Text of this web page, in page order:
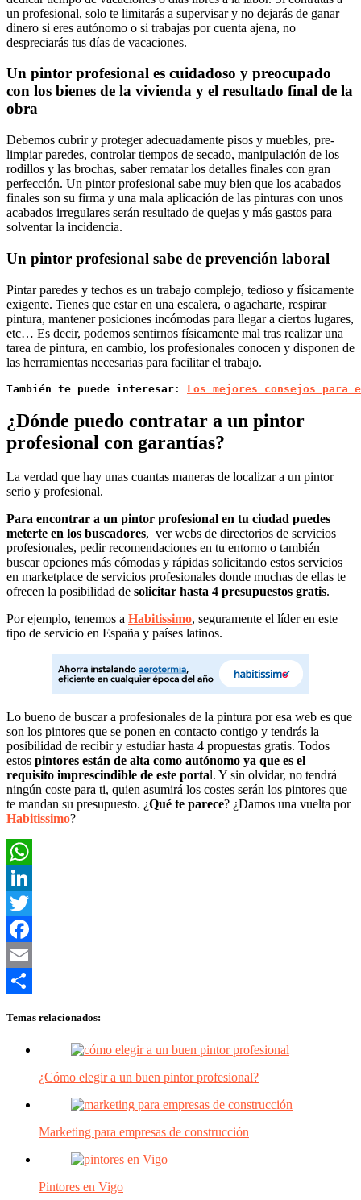
un profesional, solo te limitarás a supervisar y no dejarás de ganar
dinero si eres autónomo o si trabajas por cuenta ajena, no
despreciarás tus días de vacaciones.
Un pintor profesional es cuidadoso y preocupado
con los bienes de la vivienda y el resultado final de la
obra
Debemos cubrir y proteger adecuadamente pisos y muebles, pre-
limpiar paredes, controlar tiempos de secado, manipulación de los
rodillos y las brochas, saber rematar los detalles finales con gran
perfección. Un pintor profesional sabe muy bien que los acabados
finales son su firma y una mala aplicación de las pinturas con unos
acabados irregulares serán resultado de quejas y más gastos para
solventar la incidencia.
Un pintor profesional sabe de prevención laboral
Pintar paredes y techos es un trabajo complejo, tedioso y físicamente
exigente. Tienes que estar en una escalera, o agacharte, respirar
pintura, mantener posiciones incómodas para llegar a ciertos lugares,
etc… Es decir, podemos sentirnos físicamente mal tras realizar una
tarea de pintura, en cambio, los profesionales conocen y disponen de
las herramientas necesarias para facilitar el trabajo.
También te puede interesar : Los mejores consejos
¿Dónde puedo contratar a un pintor
profesional con garantías?
La verdad que hay unas cuantas maneras de localizar a un pintor
serio y profesional.
Para encontrar a un pintor profesional en tu ciudad puedes
meterte en los buscadores, ver webs de directorios de servicios
profesionales, pedir recomendaciones en tu entorno o también
buscar opciones más cómodas y rápidas solicitando estos servicios
en marketplace de servicios profesionales donde muchas de ellas te
ofrecen la posibilidad de solicitar hasta 4 presupuestos gratis.
Por ejemplo, tenemos a Habitissimo, seguramente el líder en este
tipo de servicio en España y países latinos.
Lo bueno de buscar a profesionales de la pintura por esa web es que
son los pintores que se ponen en contacto contigo y tendrás la
posibilidad de recibir y estudiar hasta 4 propuestas gratis. Todos
estos pintores están de alta como autónomo ya que es el
requisito imprescindible de este portal. Y sin olvidar, no tendrá
ningún coste para ti, quien asumirá los costes serán los pintores que
te mandan su presupuesto. ¿Qué te parece? ¿Damos una vuelta por
Habitissimo?
WhatsApp
LinkedIn
Twitter
Facebook
Email
Temas relacionados:
¿Cómo elegir a un buen pintor profesional?
Marketing para empresas de construcción
Pintores en Vigo